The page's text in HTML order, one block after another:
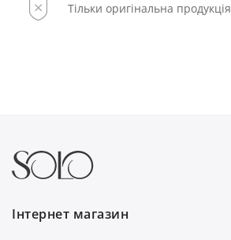
Тільки оригінальна продукція
Інтернет магазин